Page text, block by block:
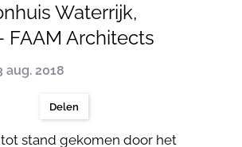
Waterrijk,
FAAM Architects
aug. 2018
Delen
stand gekomen door het